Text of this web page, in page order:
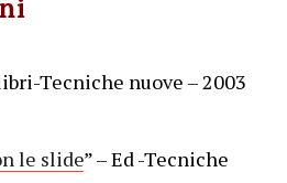
Tecniche nuove – 2003
le slide” – Ed -Tecniche